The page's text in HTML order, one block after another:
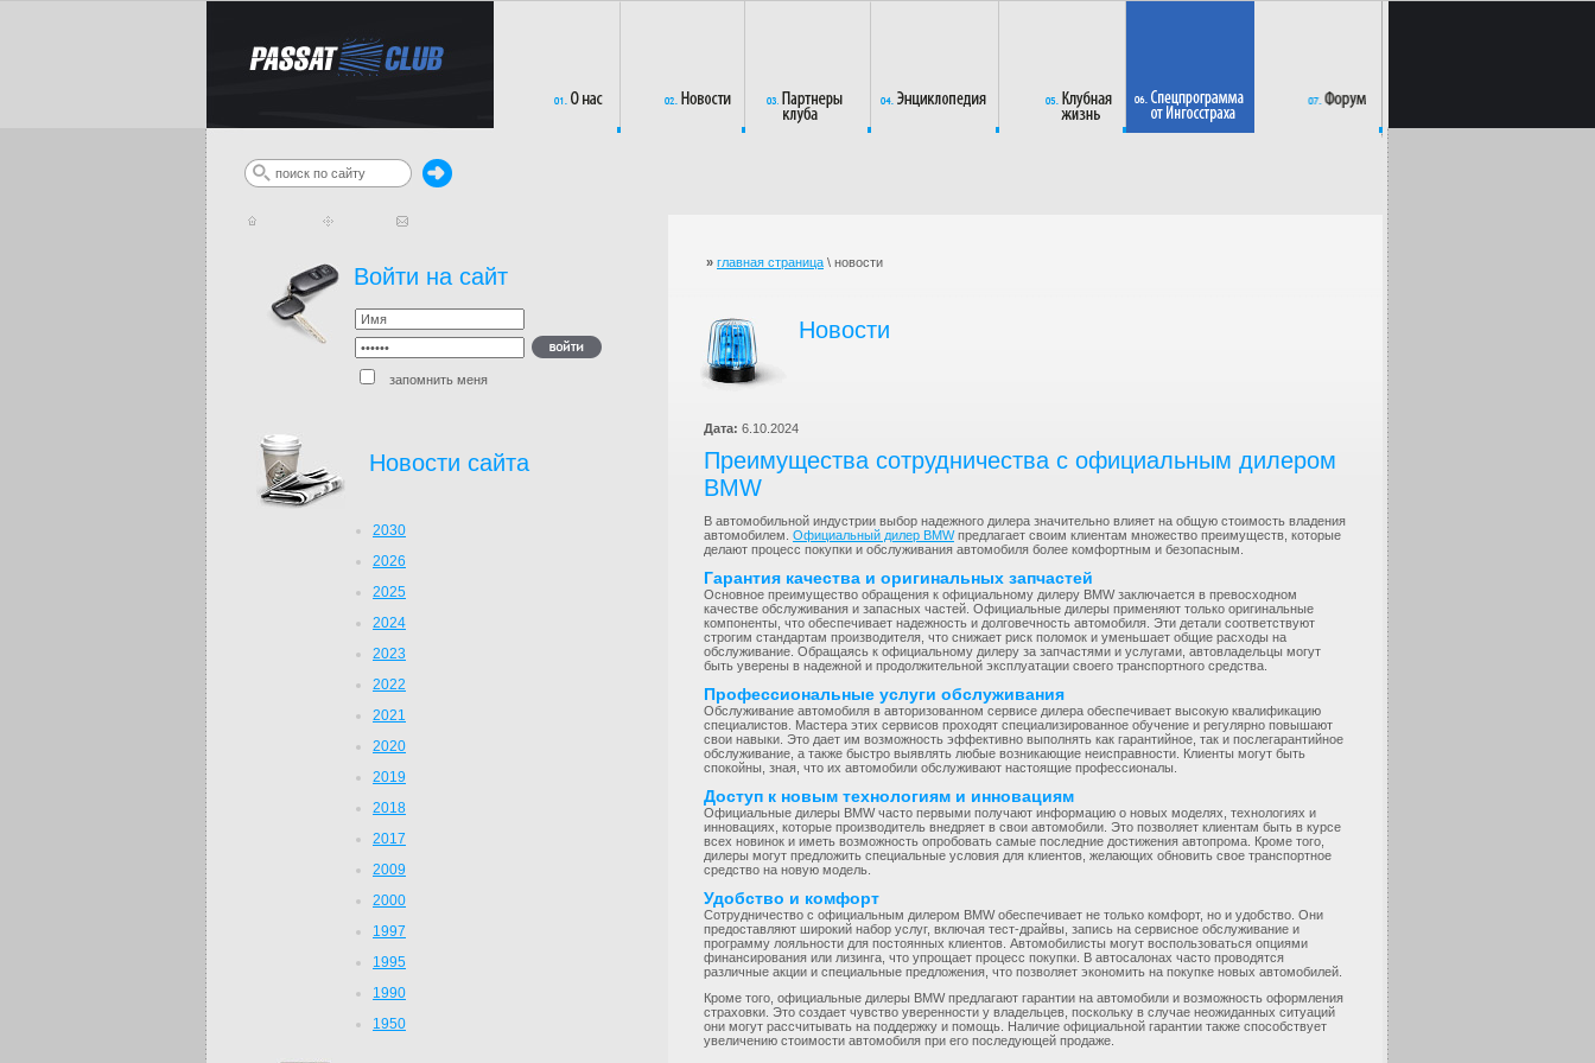
Войти на сайт
запомнить меня
Новости сайта
2030
2026
2025
2024
2023
2022
2021
2020
2019
2018
2017
2009
2000
1997
1995
1990
1950
» главная страница \ новости
Новости
Дата: 6.10.2024
Преимущества сотрудничества с официальным дилером
BMW
В автомобильной индустрии выбор надежного дилера значительно влияет на общую стоимость владения
автомобилем. Официальный дилер BMWпредлагает своим клиентам множество преимуществ, которые
делают процесс покупки и обслуживания автомобиля более комфортным и безопасным.
Гарантия качества и оригинальных запчастей
Основное преимущество обращения к официальному дилеру BMW заключается в превосходном
качестве обслуживания и запасных частей. Официальные дилеры применяют только оригинальные
компоненты, что обеспечивает надежность и долговечность автомобиля. Эти детали соответствуют
строгим стандартам производителя, что снижает риск поломок и уменьшает общие расходы на
обслуживание. Обращаясь к официальному дилеру за запчастями и услугами, автовладельцы могут
быть уверены в надежной и продолжительной эксплуатации своего транспортного средства.
Профессиональные услуги обслуживания
Обслуживание автомобиля в авторизованном сервисе дилера обеспечивает высокую квалификацию
специалистов. Мастера этих сервисов проходят специализированное обучение и регулярно повышают
свои навыки. Это дает им возможность эффективно выполнять как гарантийное, так и послегарантийное
обслуживание, а также быстро выявлять любые возникающие неисправности. Клиенты могут быть
спокойны, зная, что их автомобили обслуживают настоящие профессионалы.
Доступ к новым технологиям и инновациям
Официальные дилеры BMW часто первыми получают информацию о новых моделях, технологиях и
инновациях, которые производитель внедряет в свои автомобили. Это позволяет клиентам быть в курсе
всех новинок и иметь возможность опробовать самые последние достижения автопрома. Кроме того,
дилеры могут предложить специальные условия для клиентов, желающих обновить свое транспортное
средство на новую модель.
Удобство и комфорт
Сотрудничество с официальным дилером BMW обеспечивает не только комфорт, но и удобство. Они
предоставляют широкий набор услуг, включая тест-драйвы, запись на сервисное обслуживание и
программу лояльности для постоянных клиентов. Автомобилисты могут воспользоваться опциями
финансирования или лизинга, что упрощает процесс покупки. В автосалонах часто проводятся
различные акции и специальные предложения, что позволяет экономить на покупке новых автомобилей.
Кроме того, официальные дилеры BMW предлагают гарантии на автомобили и возможность оформления
страховки. Это создает чувство уверенности у владельцев, поскольку в случае неожиданных ситуаций
они могут рассчитывать на поддержку и помощь. Наличие официальной гарантии также способствует
увеличению стоимости автомобиля при его последующей продаже.